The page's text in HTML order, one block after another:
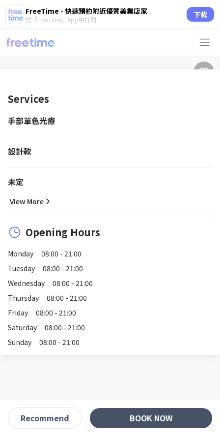
FreeTime - 快速預約附近優質美業店家
在「FreeTime」App中打開 下載
Services
手部單色光療
設計款
未定
View More
Opening Hours
Monday
08:00 - 21:00
Tuesday
08:00 - 21:00
Wednesday
08:00 - 21:00
Thursday
08:00 - 21:00
Friday
08:00 - 21:00
Saturday
08:00 - 21:00
Sunday
08:00 - 21:00
Recommend BOOK NOW